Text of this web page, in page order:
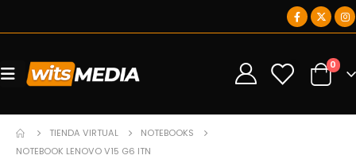
0 0
TIENDA VIRTUAL
NOTEBOOKS
NOTEBOOK LENOVO V15 G6 ITN